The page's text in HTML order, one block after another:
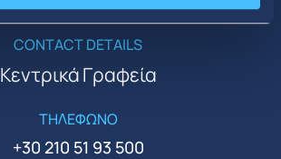
CONTACT DETAILS
Κεντρικά Γραφεία
ΤΗΛΕΦΩΝΟ
+30 210 51 93 500